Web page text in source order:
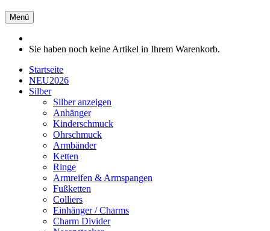
Menü
Sie haben noch keine Artikel in Ihrem Warenkorb.
Startseite
NEU2026
Silber
Silber anzeigen
Anhänger
Kinderschmuck
Ohrschmuck
Armbänder
Ketten
Ringe
Armreifen & Armspangen
Fußketten
Colliers
Einhänger / Charms
Charm Divider